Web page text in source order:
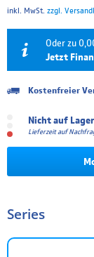
inkl. MwSt. zzgl.
Oder zu
Jetzt
Laufzeit
6 Monate
12 Monate
18 Monate
Kostenfreier
Nicht auf Lager
Lieferzeit auf
Series